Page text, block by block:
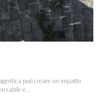
può creare un impatto
e...